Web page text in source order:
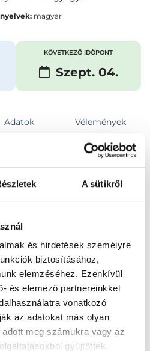
A sütikről
és hirdetések személyre
biztosításához,
elemzéséhez. Ezenkívül
és elemező partnereinkkel
vonatkozó
az adatokat más olyan
meg számukra vagy az
gyűjtöttek.
magyar
KÖVETKEZŐ IDŐPONT
Szept. 04.
Adatok Vélemények
Bőrgyógyász
kerület